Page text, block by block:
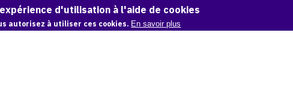
Demande d'information
d'utilisation à l'aide de cookies
autorisez à utiliser ces cookies. En savoir plus